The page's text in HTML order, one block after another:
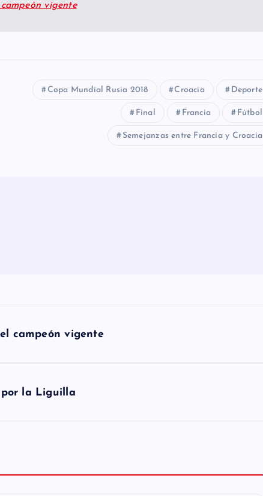
vigente
Copa Mundial Rusia 2018 Croacia Deporte
Final Francia Fútbol
Semejanzas entre Francia y Croacia
campeón vigente
por la Liguilla